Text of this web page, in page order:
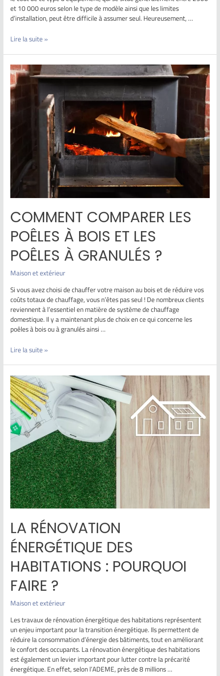
et 10 000 euros selon le type de modèle ainsi que les limites
d’installation, peut être difficile à assumer seul. Heureusement, …
Lire la suite »
COMMENT COMPARER LES
POÊLES À BOIS ET LES
POÊLES À GRANULÉS ?
Maison et extérieur
Si vous avez choisi de chauffer votre maison au bois et de réduire vos
coûts totaux de chauffage, vous n’êtes pas seul ! De nombreux clients
reviennent à l’essentiel en matière de système de chauffage
domestique. Il y a maintenant plus de choix en ce qui concerne les
poêles à bois ou à granulés ainsi …
Lire la suite »
LA RÉNOVATION
ÉNERGÉTIQUE DES
HABITATIONS : POURQUOI
FAIRE ?
Maison et extérieur
Les travaux de rénovation énergétique des habitations représentent
un enjeu important pour la transition énergétique. Ils permettent de
réduire la consommation d’énergie des bâtiments, tout en améliorant
le confort des occupants. La rénovation énergétique des habitations
est également un levier important pour lutter contre la précarité
énergétique. En effet, selon l’ADEME, près de 8 millions …